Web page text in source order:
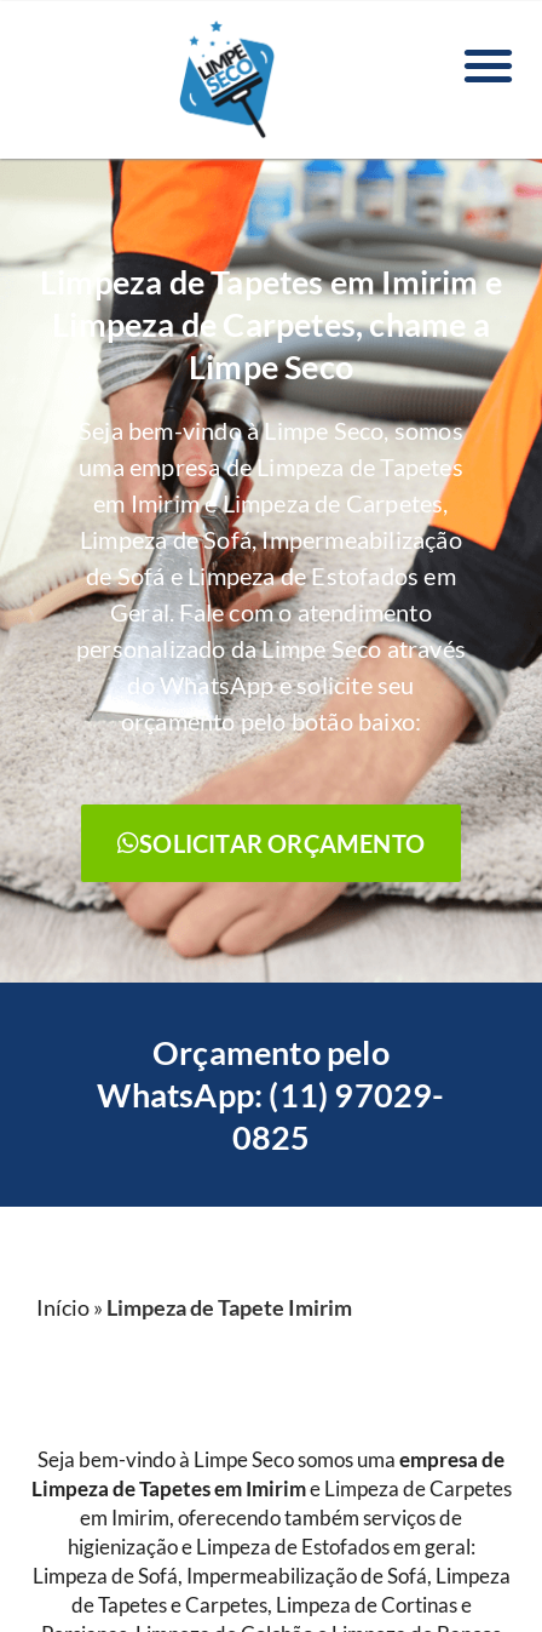
Limpeza de Tapetes em Imirim e
Limpeza de Carpetes, chame a
Limpe Seco
Seja bem-vindo à Limpe Seco, somos
uma empresa de Limpeza de Tapetes
em Imirim e Limpeza de Carpetes,
Limpeza de Sofá, Impermeabilização
de Sofá e Limpeza de Estofados em
Geral. Fale com o atendimento
personalizado da Limpe Seco através
do WhatsApp e solicite seu
orçamento pelo botão baixo:
SOLICITAR ORÇAMENTO
Orçamento pelo
WhatsApp: (11) 97029-
0825
Início» Limpeza de Tapete Imirim
Seja bem-vindo à Limpe Seco somos uma empresa de
Limpeza de Tapetesem Imirime Limpeza de Carpetes
em Imirim, oferecendo também serviços de
higienização e Limpeza de Estofados em geral:
Limpeza de Sofá, Impermeabilização de Sofá, Limpeza
de Tapetes e Carpetes, Limpeza de Cortinas e